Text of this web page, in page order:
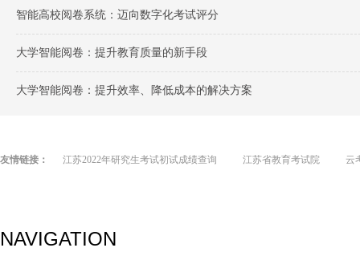
智能高校阅卷系统：迈向数字化考试评分
大学智能阅卷：提升教育质量的新手段
大学智能阅卷：提升效率、降低成本的解决方案
友情链接： 江苏2022年研究生考试初试成绩查询 江苏省教育考试院 云
NAVIGATION